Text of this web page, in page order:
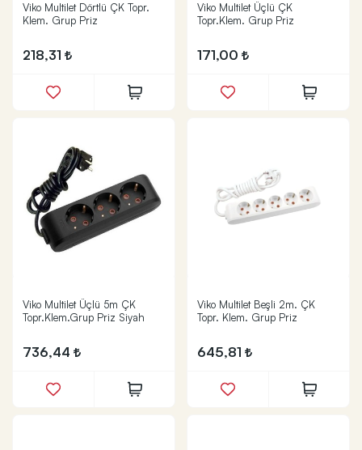
Viko Multilet Dörtlü ÇK Topr.
Klem. Grup Priz
218,31
Viko Multilet Üçlü ÇK
Topr.Klem. Grup Priz
171,00
Viko Multilet Üçlü 5m ÇK
Topr.Klem.Grup Priz Siyah
736,44
Viko Multilet Beşli 2m. ÇK
Topr. Klem. Grup Priz
645,81